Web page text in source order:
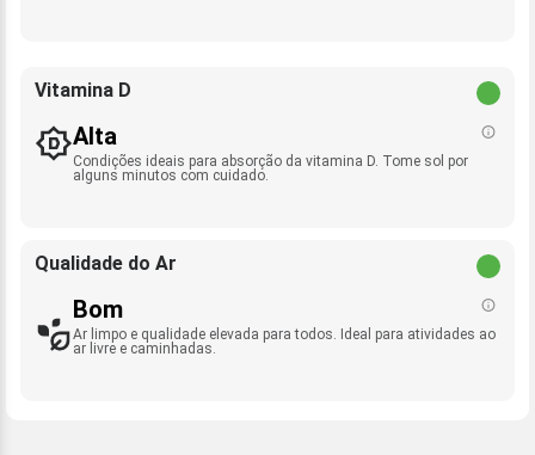
Vitamina D
Alta
Condições ideais para absorção da vitamina D. Tome sol por
alguns minutos com cuidado.
Qualidade do Ar
Bom
Ar limpo e qualidade elevada para todos. Ideal para atividades ao
ar livre e caminhadas.